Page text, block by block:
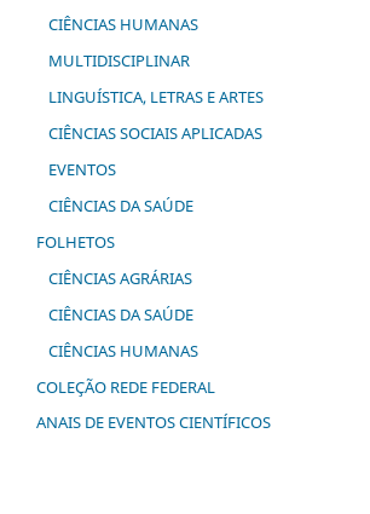
CIÊNCIAS HUMANAS
MULTIDISCIPLINAR
LINGUÍSTICA, LETRAS E ARTES
CIÊNCIAS SOCIAIS APLICADAS
EVENTOS
CIÊNCIAS DA SAÚDE
FOLHETOS
CIÊNCIAS AGRÁRIAS
CIÊNCIAS DA SAÚDE
CIÊNCIAS HUMANAS
COLEÇÃO REDE FEDERAL
ANAIS DE EVENTOS CIENTÍFICOS